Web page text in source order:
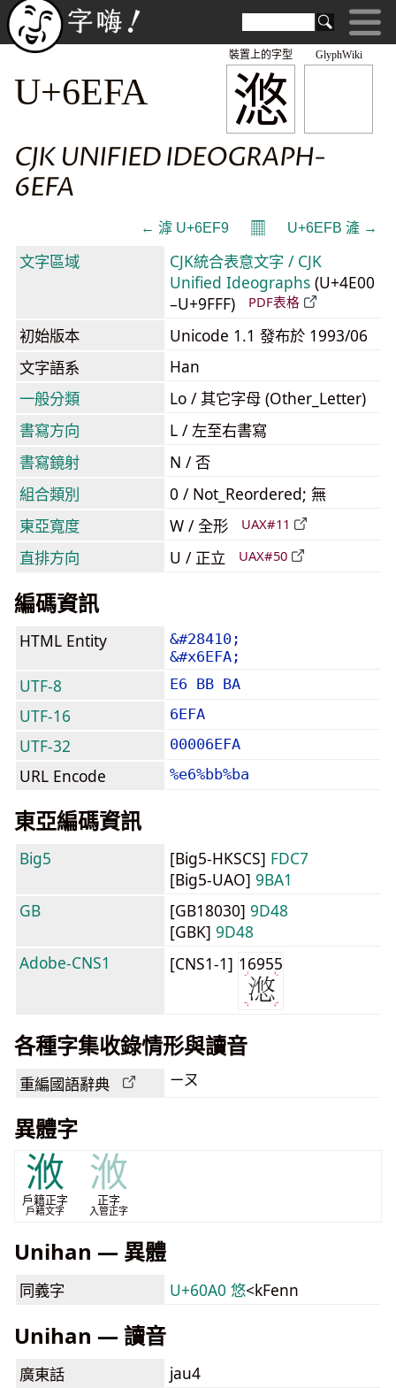
GlyphWiki
滺
裝置上的字型
U+6EFA
CJK UNIFIED IDEOGRAPH-
6EFA
← 滹 U+6EF9 𝄜 U+6EFB 滻 →
文字區域
CJK統合表意文字 / CJK
Unified Ideographs (U+4E00
–U+9FFF)
PDF表格
初始版本
Unicode 1.1 發布於 1993/06
文字語系
Han
一般分類
Lo / 其它字母 (Other_Letter)
書寫方向
L / 左至右書寫
書寫鏡射
N / 否
組合類別
0 / Not_Reordered; 無
東亞寬度
W / 全形 UAX#11
直排方向 U / 正立 UAX#50
編碼資訊
HTML Entity
&#28410;
&#x6EFA;
UTF-8 E6 BB BA
UTF-16 6EFA
UTF-32 00006EFA
URL Encode %e6%bb%ba
東亞編碼資訊
Big5 [Big5-HKSCS] FDC7
[Big5-UAO] 9BA1
GB
[GB18030] 9D48
[GBK] 9D48
Adobe-CNS1
[CNS1-1] 16955
各種字集收錄情形與讀音
重編國語辭典 ㄧㄡ
異體字
浟
戶籍正字
戶籍文字
浟
正字
入管正字
Unihan — 異體
同義字 U+60A0 悠<kFenn
Unihan — 讀音
廣東話
jau4